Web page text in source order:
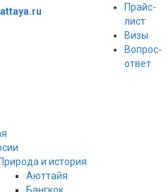
Прайс-
лист
Визы
Вопрос-
ответ
Природа и история
Аюттайя